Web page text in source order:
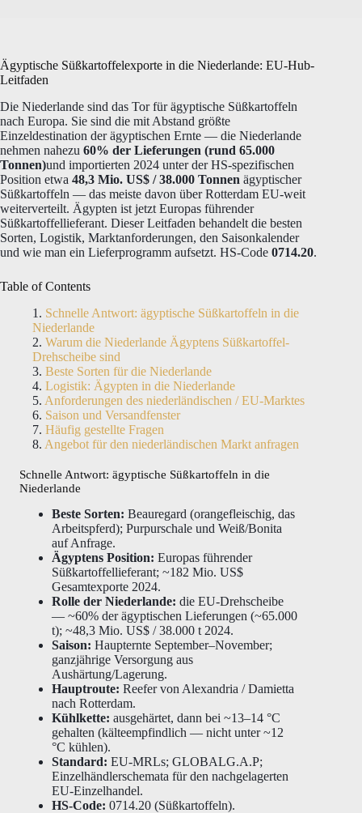
Ägyptische Süßkartoffelexporte in die Niederlande: EU-Hub-
Leitfaden
Die Niederlande sind das Tor für ägyptische Süßkartoffeln
nach Europa. Sie sind die mit Abstand größte
Einzeldestination der ägyptischen Ernte — die Niederlande
nehmen nahezu 60% der Lieferungen (rund 65.000
Tonnen)und importierten 2024 unter der HS-spezifischen
Position etwa 48,3 Mio. US$ / 38.000 Tonnen ägyptischer
Süßkartoffeln — das meiste davon über Rotterdam EU-weit
weiterverteilt. Ägypten ist jetzt Europas führender
Süßkartoffellieferant. Dieser Leitfaden behandelt die besten
Sorten, Logistik, Marktanforderungen, den Saisonkalender
und wie man ein Lieferprogramm aufsetzt. HS-Code 0714.20.
Table of Contents
Schnelle Antwort: ägyptische Süßkartoffeln in die
Niederlande
Warum die Niederlande Ägyptens Süßkartoffel-
Drehscheibe sind
Beste Sorten für die Niederlande
Logistik: Ägypten in die Niederlande
Anforderungen des niederländischen / EU-Marktes
Saison und Versandfenster
Häufig gestellte Fragen
Angebot für den niederländischen Markt anfragen
Schnelle Antwort: ägyptische Süßkartoffeln in die
Niederlande
Beste Sorten: Beauregard (orangefleischig, das
Arbeitspferd); Purpurschale und Weiß/Bonita
auf Anfrage.
Ägyptens Position: Europas führender
Süßkartoffellieferant; ~182 Mio. US$
Gesamtexporte 2024.
Rolle der Niederlande: die EU-Drehscheibe
— ~60% der ägyptischen Lieferungen (~65.000
t); ~48,3 Mio. US$ / 38.000 t 2024.
Saison: Haupternte September–November;
ganzjährige Versorgung aus
Aushärtung/Lagerung.
Hauptroute: Reefer von Alexandria / Damietta
nach Rotterdam.
Kühlkette: ausgehärtet, dann bei ~13–14 °C
gehalten (kälteempfindlich — nicht unter ~12
°C kühlen).
Standard: EU-MRLs; GLOBALG.A.P;
Einzelhändlerschemata für den nachgelagerten
EU-Einzelhandel.
HS-Code: 0714.20 (Süßkartoffeln).